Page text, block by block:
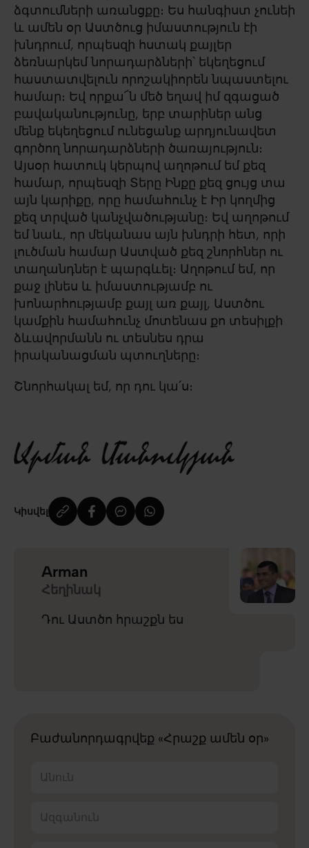
ձգտումների առանցքը։ Ես հանգիստ չունեի
և ամեն օր Աստծուց իմաստություն էի
խնդրում, որպեսզի հստակ քայլեր
ձեռնարկեմ նորադարձների՝ եկեղեցում
հաստատվելուն որոշակիորեն նպաստելու
համար։ Եվ որքա՜ն մեծ եղավ իմ զգացած
բավականությունը, երբ տարիներ անց
մենք եկեղեցում ունեցանք արդյունավետ
գործող նորադարձների ծառայություն։
Այսօր հատուկ կերպով աղոթում եմ քեզ
համար, որպեսզի Տերը Ինքը քեզ ցույց տա
այն կարիքը, որը համահունչ է Իր կողմից
քեզ տրված կանչվածությանը։ Եվ աղոթում
եմ նաև, որ մեկանաս այն խնդրի հետ, որի
լուծման համար Աստված քեզ շնորհներ ու
տաղանդներ է պարգևել։ Աղոթում եմ, որ
քաջ լինես և իմաստությամբ ու
խոնարհությամբ քայլ առ քայլ, Աստծու
կամքին համահունչ մոտենաս քո տեսիլքի
ձևավորմանն ու տեսնես դրա
իրականացման պտուղները։
Շնորհակալ եմ, որ դու կա՛ս։
Կիսվել
Arman
Հեղինակ
Դու Աստծո հրաշքն ես
Բաժանորդագրվեք «Հրաշք ամեն օր»
Անուն
Ազգանուն